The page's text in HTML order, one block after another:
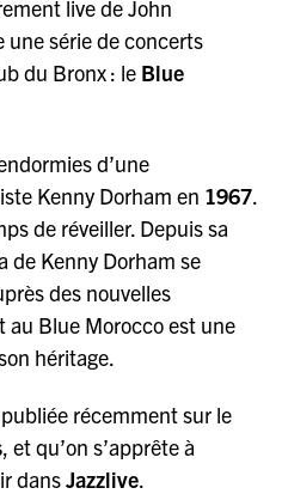
live de John
une série de concerts
du Bronx : le Blue
d’une
Kenny Dorham en 1967.
de réveiller. Depuis sa
de Kenny Dorham se
des nouvelles
au Blue Morocco est une
héritage.
récemment sur le
, et qu’on s’apprête à
dansJazzlive.